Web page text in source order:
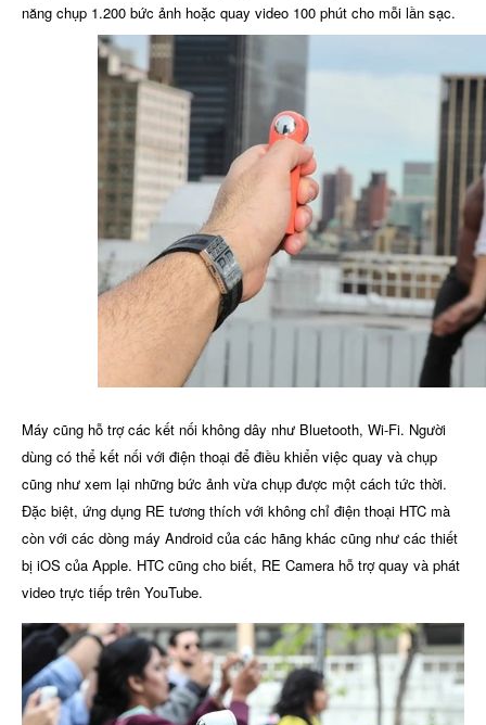
năng chụp 1.200 bức ảnh hoặc quay video 100 phút cho mỗi lần sạc.
Máy cũng hỗ trợ các kết nối không dây như Bluetooth, Wi-Fi. Người
dùng có thể kết nối với điện thoại để điều khiển việc quay và chụp
cũng như xem lại những bức ảnh vừa chụp được một cách tức thời.
Đặc biệt, ứng dụng RE tương thích với không chỉ điện thoại HTC mà
còn với các dòng máy Android của các hãng khác cũng như các thiết
bị iOS của Apple. HTC cũng cho biết, RE Camera hỗ trợ quay và phát
video trực tiếp trên YouTube.